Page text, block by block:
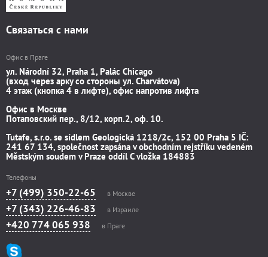
Связаться с нами
Офис в Праге
ул. Národní 32, Praha 1, Palác Chicago
(вход через арку со стороны ул. Charvátova)
4 этаж (кнопка 4 в лифте), офис напротив лифта
Офис в Москве
Потаповский пер., 8/12, корп.2, оф. 10.
Tutafe, s.r.o. se sídlem Geologická 1218/2c, 152 00 Praha 5 IČ:
241 67 134, společnost zapsána v obchodním rejstříku vedeném
Městským soudem v Praze oddíl C vložka 184883
Телефоны
+7 (499) 350-22-65 в Москве
+7 (343) 226-46-83 в Израиле
+420 774 065 938 в Праге